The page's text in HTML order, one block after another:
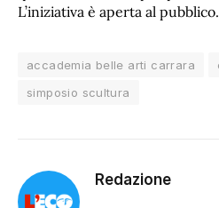
L’iniziativa è aperta al pubblico.
accademia belle arti carrara
simposio scultura
Redazione